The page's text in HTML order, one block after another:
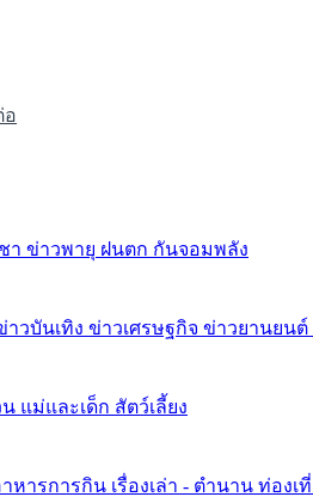
อ
า ข่าวพายุ ฝนตก กันจอมพลัง
าวบันเทิง ข่าวเศรษฐกิจ ข่าวยานยนต์
น แม่และเด็ก สัตว์เลี้ยง
หารการกิน เรื่องเล่า - ตำนาน ท่องเ